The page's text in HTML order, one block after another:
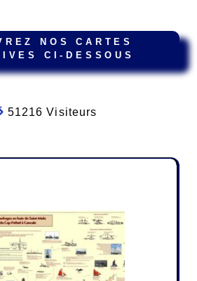
NOS CARTES
CI-DESSOUS
51216 Visiteurs